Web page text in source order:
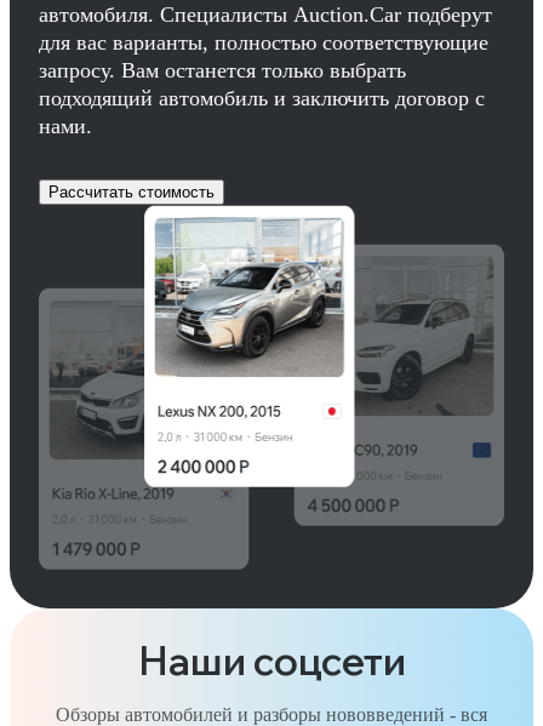
автомобиля. Специалисты Auction.Car подберут
для вас варианты, полностью соответствующие
запросу. Вам останется только выбрать
подходящий автомобиль и заключить договор с
нами.
Рассчитать стоимость
Наши соцсети
Обзоры автомобилей и разборы нововведений - вся